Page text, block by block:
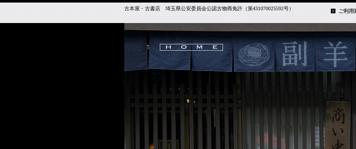
古本屋・古書店 埼玉県公安委員会公認古物商免許（第431070025592号） ご利用